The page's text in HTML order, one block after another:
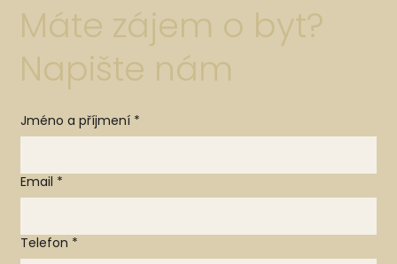
Máte zájem o byt?
Napište nám
Jméno a příjmení *
Email *
Telefon *